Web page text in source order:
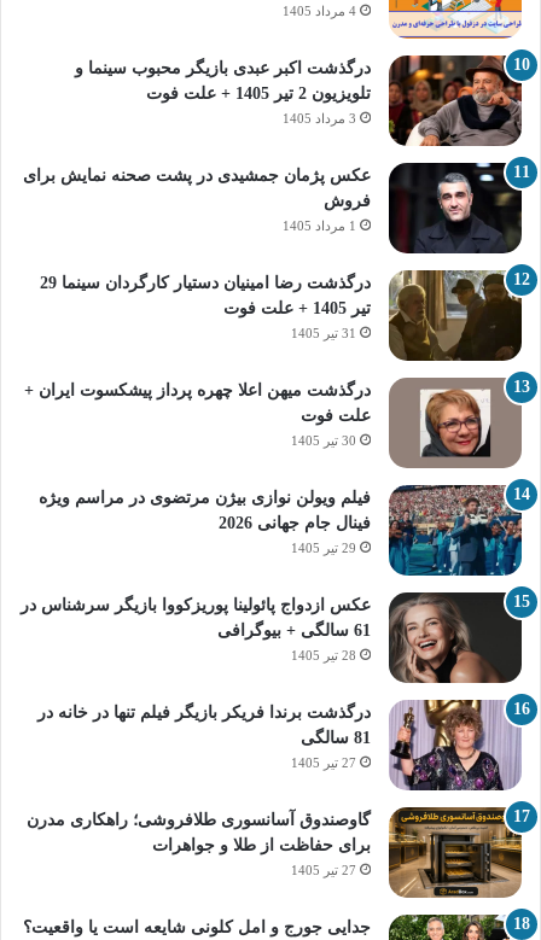
4 مرداد 1405
درگذشت اکبر عبدی بازیگر محبوب سینما و
تلویزیون 2 تیر 1405 + علت فوت
3 مرداد 1405
عکس پژمان جمشیدی در پشت صحنه نمایش برای
فروش
1 مرداد 1405
درگذشت رضا امینیان دستیار کارگردان سینما 29
تیر 1405 + علت فوت
31 تیر 1405
درگذشت میهن اعلا چهره پرداز پیشکسوت ایران +
علت فوت
30 تیر 1405
فیلم ویولن نوازی بیژن مرتضوی در مراسم ویژه
فینال جام جهانی 2026
29 تیر 1405
عکس ازدواج پائولینا پوریزکووا بازیگر سرشناس در
61 سالگی + بیوگرافی
28 تیر 1405
درگذشت برندا فریکر بازیگر فیلم تنها در خانه در
81 سالگی
27 تیر 1405
گاوصندوق آسانسوری طلافروشی؛ راهکاری مدرن
برای حفاظت از طلا و جواهرات
27 تیر 1405
جدایی جورج و امل کلونی شایعه است یا واقعیت؟